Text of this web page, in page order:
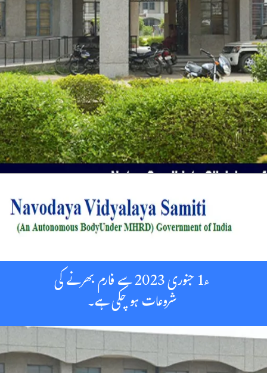
ء1 جنوری 2023 سے فارم بھرنے کی
شروعات ہو چکی ہے۔